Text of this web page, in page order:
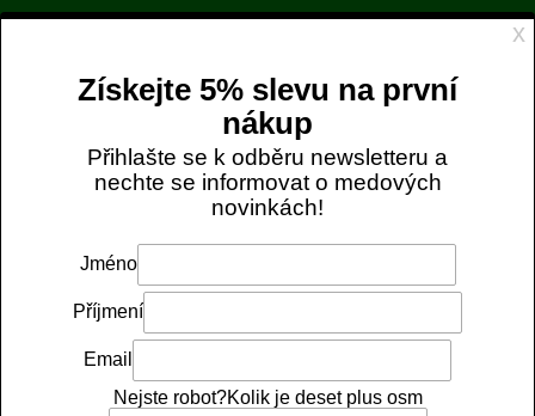
DOPRAVA ZDARMA OD NÁKUPU ZA 1 299 KČ
info@uull.cz
Kosmetika Mýdlo s propolisem Minkenhus
Mýdlo s propolisem Minkenhus
Tento web využívá cookies
Tyto webové stránky ukládají v souladu se zákony na vaše
zařízení soubory, obecně nazývané cookies. Odsouhlaste
prosím nastavení cookies souborů pro použití webu.
Nezbytně nutné soubory cookies
Analytické soubory cookies
Marketingové soubory cookies
Přijmout všechny soubory cookies